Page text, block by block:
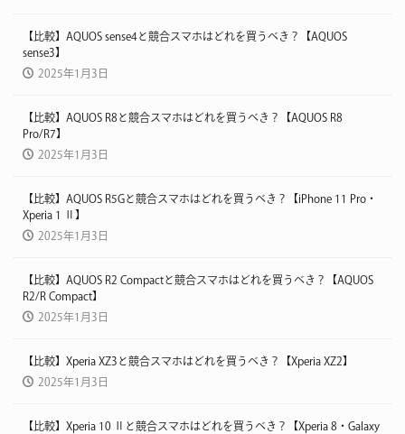
【比較】AQUOS sense4と競合スマホはどれを買うべき？【AQUOS
sense3】
2025年1月3日
【比較】AQUOS R8と競合スマホはどれを買うべき？【AQUOS R8
Pro/R7】
2025年1月3日
【比較】AQUOS R5Gと競合スマホはどれを買うべき？【iPhone 11 Pro・
Xperia 1 Ⅱ】
2025年1月3日
【比較】AQUOS R2 Compactと競合スマホはどれを買うべき？【AQUOS
R2/R Compact】
2025年1月3日
【比較】Xperia XZ3と競合スマホはどれを買うべき？【Xperia XZ2】
2025年1月3日
【比較】Xperia 10 Ⅱと競合スマホはどれを買うべき？【Xperia 8・Galaxy